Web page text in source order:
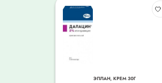
ЭПЛАН, КРЕМ 30Г